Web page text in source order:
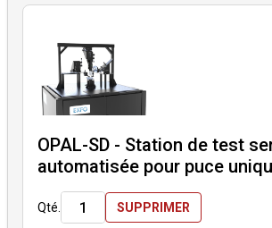
Ressources
S'enregistrer
Se
connecter
Emploi
Fournisseurs
OPAL-SD - Station de test
automatisée pour puce
Qté. SUPPRIMER